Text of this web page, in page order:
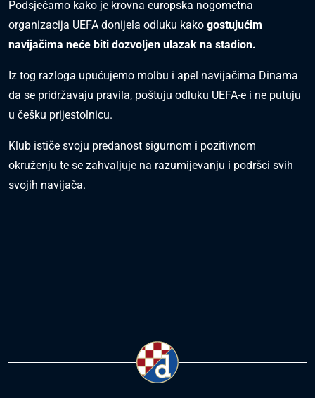
Podsjećamo kako je krovna europska nogometna
organizacija UEFA donijela odluku kako gostujućim
navijačima neće biti dozvoljen ulazak na stadion.
Iz tog razloga upućujemo molbu i apel navijačima Dinama
da se pridržavaju pravila, poštuju odluku UEFA-e i ne putuju
u češku prijestolnicu.
Klub ističe svoju predanost sigurnom i pozitivnom
okruženju te se zahvaljuje na razumijevanju i podršci svih
svojih navijača.